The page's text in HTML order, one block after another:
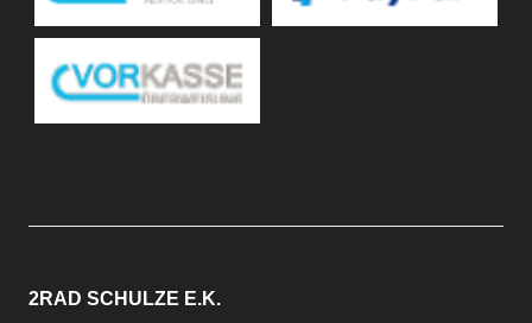
2RAD SCHULZE E.K.